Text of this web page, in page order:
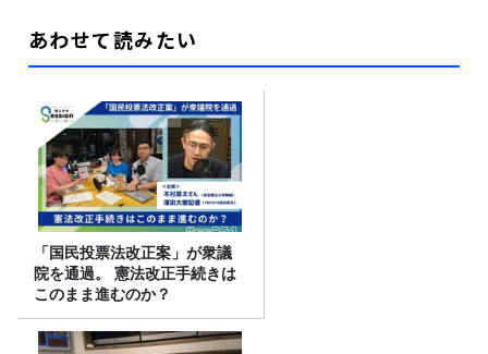
あわせて読みたい
「国民投票法改正案」が衆議
院を通過。 憲法改正手続きは
このまま進むのか？